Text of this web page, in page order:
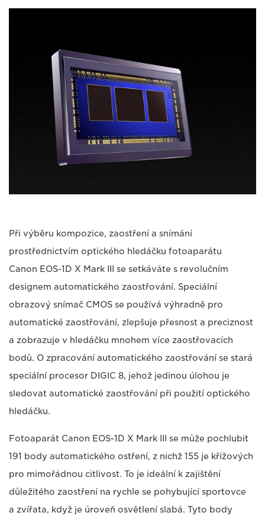
Při výběru kompozice, zaostření a snímání
prostřednictvím optického hledáčku fotoaparátu
Canon EOS-1D X Mark III se setkáváte s revolučním
designem automatického zaostřování. Speciální
obrazový snímač CMOS se používá výhradně pro
automatické zaostřování, zlepšuje přesnost a preciznost
a zobrazuje v hledáčku mnohem více zaostřovacích
bodů. O zpracování automatického zaostřování se stará
speciální procesor DIGIC 8, jehož jedinou úlohou je
sledovat automatické zaostřování při použití optického
hledáčku.
Fotoaparát Canon EOS-1D X Mark III se může pochlubit
191 body automatického ostření, z nichž 155 je křížových
pro mimořádnou citlivost. To je ideální k zajištění
důležitého zaostření na rychle se pohybující sportovce
a zvířata, když je úroveň osvětlení slabá. Tyto body